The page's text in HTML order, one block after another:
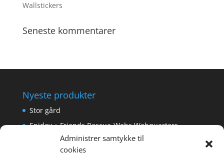
Administrer samtykke til
cookies
Wallstickers
Seneste kommentarer
Nyeste produkter
Stor gård
Spidey + Friends Rescue-Webs Webquarters
Forlængerkabel til håndkontrol 2×2 m.
Pokemon Skoletaske med 4 Dele